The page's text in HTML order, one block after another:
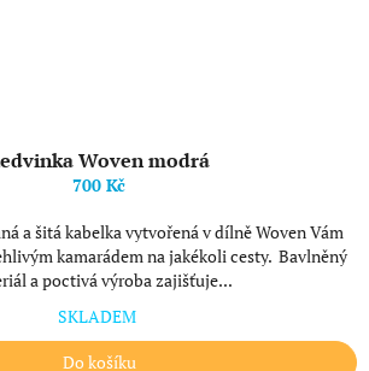
Woven modrá
700 Kč
a šitá kabelka vytvořená v dílně Woven Vám
kamarádem na jakékoli cesty. Bavlněný
a poctivá výroba zajišťuje...
SKLADEM
Do košíku